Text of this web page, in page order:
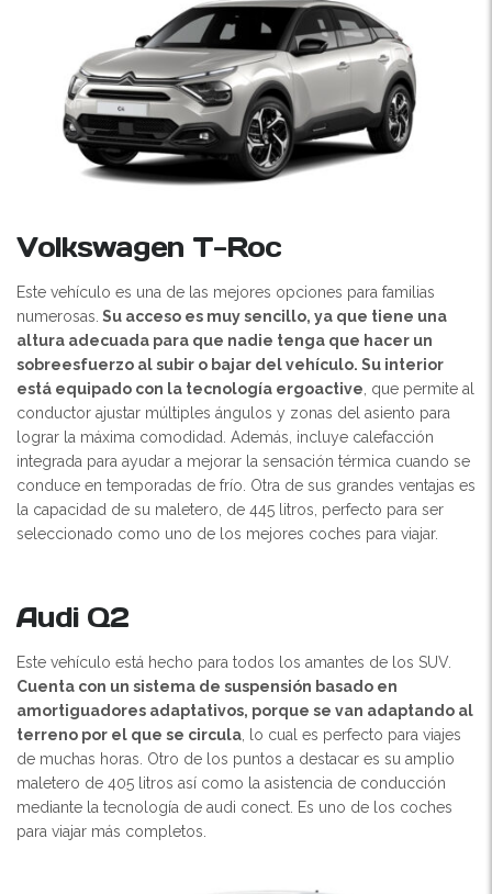
Volkswagen T-Roc
Este vehículo es una de las mejores opciones para familias
numerosas. Su acceso es muy sencillo, ya que tiene una
altura adecuada para que nadie tenga que hacer un
sobreesfuerzo al subir o bajar del vehículo. Su interior
está equipado con la tecnología ergoactive , que permite al
conductor ajustar múltiples ángulos y zonas del asiento para
lograr la máxima comodidad. Además, incluye calefacción
integrada para ayudar a mejorar la sensación térmica cuando se
conduce en temporadas de frío. Otra de sus grandes ventajas es
la capacidad de su maletero, de 445 litros, perfecto para ser
seleccionado como uno de los mejores coches para viajar.
Audi Q2
Este vehículo está hecho para todos los amantes de los SUV.
Cuenta con un sistema de suspensión basado en
amortiguadores adaptativos, porque se van adaptando al
terreno por el que se circula , lo cual es perfecto para viajes
de muchas horas. Otro de los puntos a destacar es su amplio
maletero de 405 litros así como la asistencia de conducción
mediante la tecnología de audi conect. Es uno de los coches
para viajar más completos.